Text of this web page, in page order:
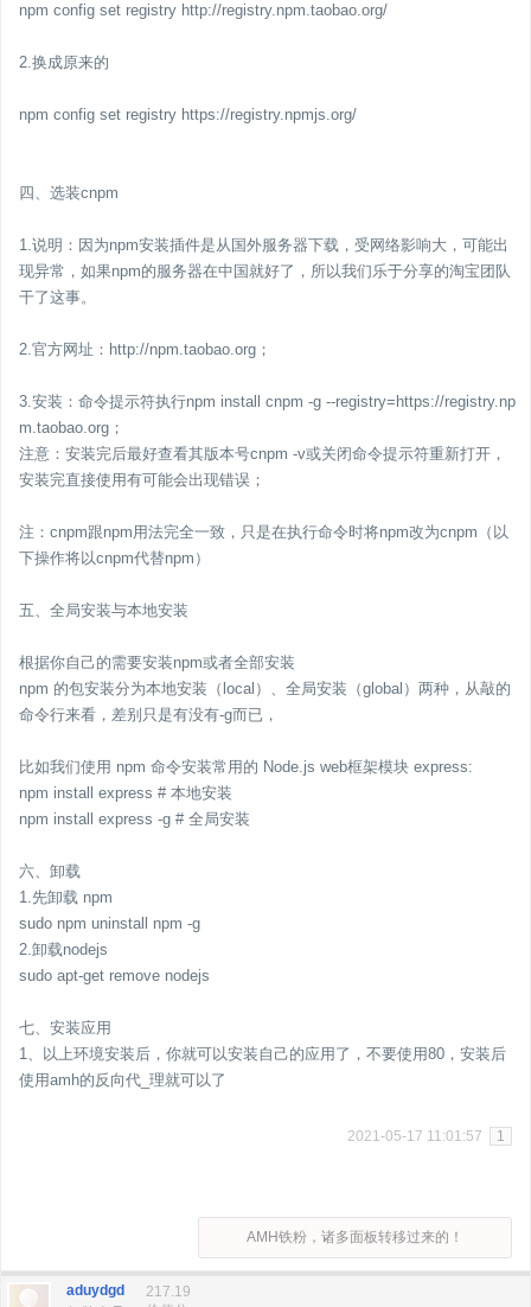
npm config set registry http://registry.npm.taobao.org/
2.换成原来的
npm config set registry https://registry.npmjs.org/
四、选装cnpm
1.说明：因为npm安装插件是从国外服务器下载，受网络影响大，可能出
现异常，如果npm的服务器在中国就好了，所以我们乐于分享的淘宝团队
干了这事。
2.官方网址：http://npm.taobao.org；
3.安装：命令提示符执行npm install cnpm -g --registry=https://registry.np
m.taobao.org；
注意：安装完后最好查看其版本号cnpm -v或关闭命令提示符重新打开，
安装完直接使用有可能会出现错误；
注：cnpm跟npm用法完全一致，只是在执行命令时将npm改为cnpm（以
下操作将以cnpm代替npm）
五、全局安装与本地安装
根据你自己的需要安装npm或者全部安装
npm 的包安装分为本地安装（local）、全局安装（global）两种，从敲的
命令行来看，差别只是有没有-g而已，
比如我们使用 npm 命令安装常用的 Node.js web框架模块 express:
npm install express # 本地安装
npm install express -g # 全局安装
六、卸载
1.先卸载 npm
sudo npm uninstall npm -g
2.卸载nodejs
sudo apt-get remove nodejs
七、安装应用
1、以上环境安装后，你就可以安装自己的应用了，不要使用80，安装后
使用amh的反向代_理就可以了
2021-05-17 11:01:57 1
AMH铁粉，诸多面板转移过来的！
aduydgd
217.19